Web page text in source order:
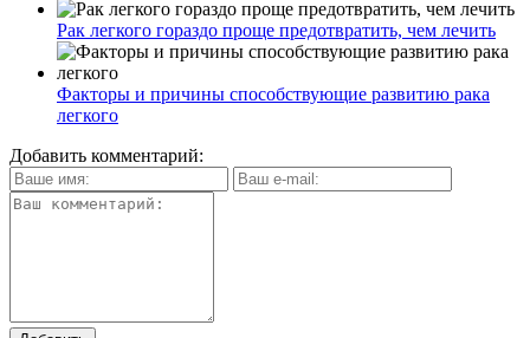
Рак легкого гораздо проще предотвратить, чем лечить
Факторы и причины способствующие развитию рака
легкого
Добавить комментарий: